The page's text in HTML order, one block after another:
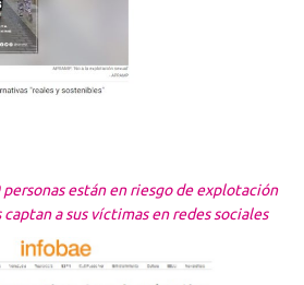
personas están en riesgo de explotación
a sus víctimas en redes sociales